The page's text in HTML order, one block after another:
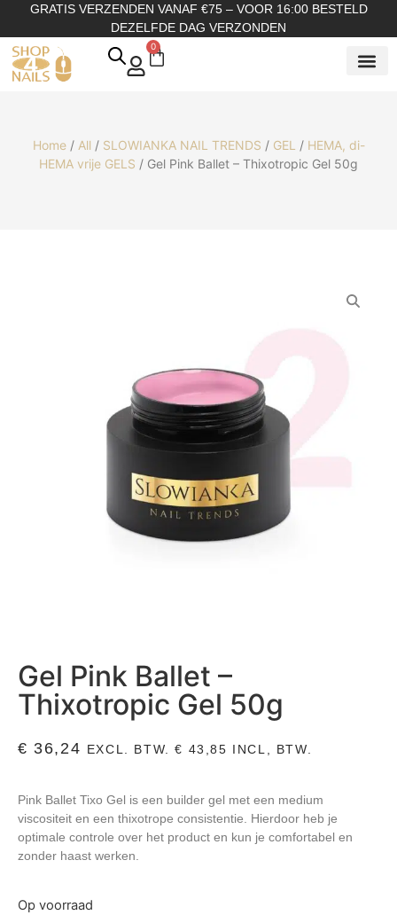
GRATIS VERZENDEN VANAF €75 – VOOR 16:00 BESTELD
DEZELFDE DAG VERZONDEN
0
Home/ All / SLOWIANKA NAIL TRENDS / GEL / HEMA, di-
HEMA vrije GELS / Gel Pink Ballet – Thixotropic Gel 50g
Gel Pink Ballet –
Thixotropic Gel 50g
€ 36,24 EXCL. BTW.€ 43,85 INCL, BTW.
Pink Ballet Tixo Gel is een builder gel met een medium
viscositeit en een thixotrope consistentie. Hierdoor heb je
optimale controle over het product en kun je comfortabel en
zonder haast werken.
Op voorraad